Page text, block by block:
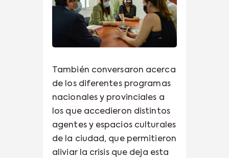
También conversaron acerca
de los diferentes programas
nacionales y provinciales a
los que accedieron distintos
agentes y espacios culturales
de la ciudad, que permitieron
aliviar la crisis que deja esta